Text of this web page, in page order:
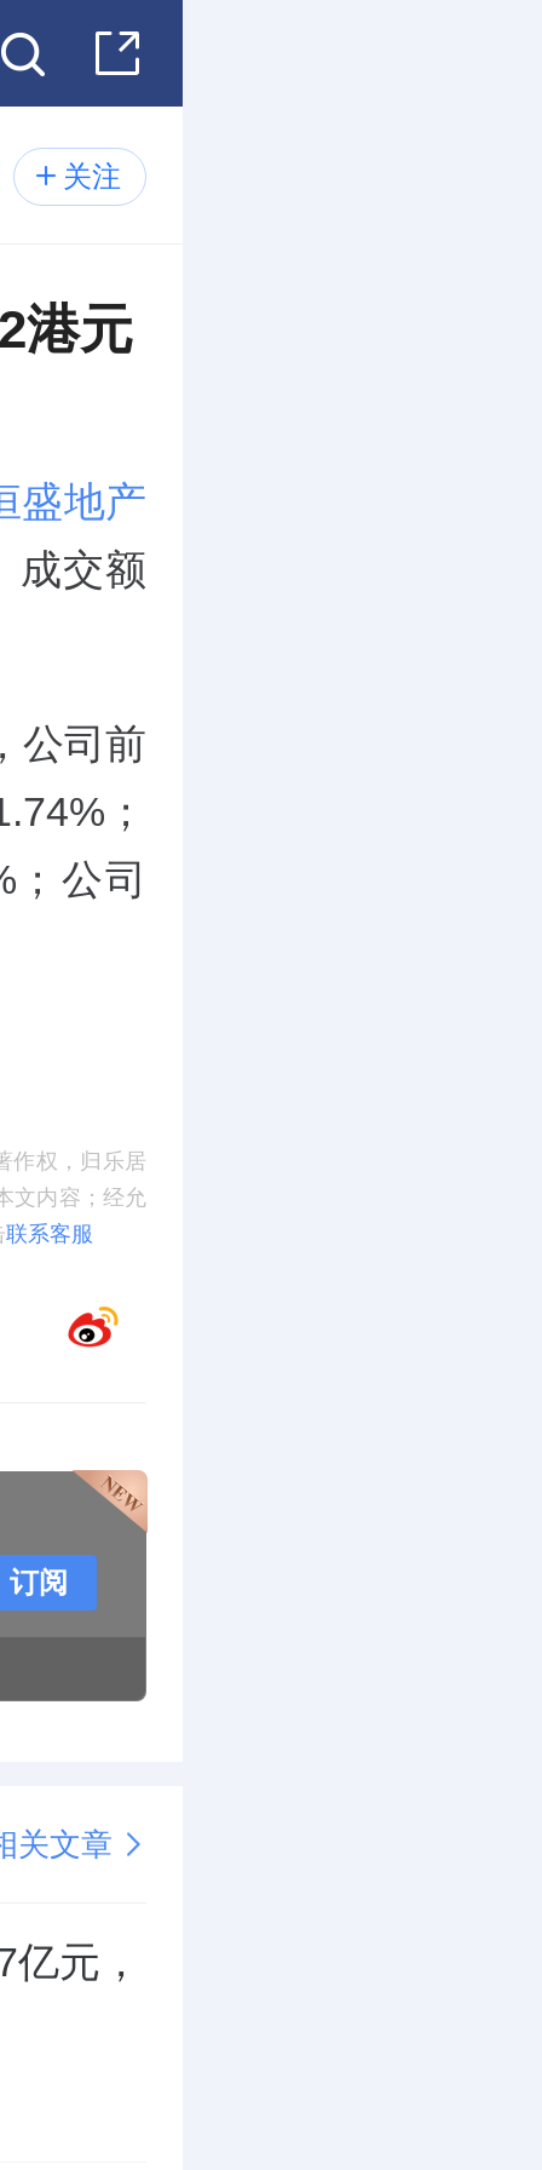
关注
港元
盛地产
成交额
公司前
；
公司
作权，归乐居
文内容；经允
联系客服
订阅
关文章
元，